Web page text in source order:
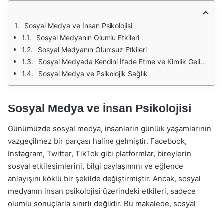
Sosyal Medya ve İnsan Psikolojisi
Sosyal Medyanın Olumlu Etkileri
Sosyal Medyanın Olumsuz Etkileri
Sosyal Medyada Kendini İfade Etme ve Kimlik Gelişimi
Sosyal Medya ve Psikolojik Sağlık
Sosyal Medya ve İnsan Psikolojisi
Günümüzde sosyal medya, insanların günlük yaşamlarının
vazgeçilmez bir parçası haline gelmiştir. Facebook,
Instagram, Twitter, TikTok gibi platformlar, bireylerin
sosyal etkileşimlerini, bilgi paylaşımını ve eğlence
anlayışını köklü bir şekilde değiştirmiştir. Ancak, sosyal
medyanın insan psikolojisi üzerindeki etkileri, sadece
olumlu sonuçlarla sınırlı değildir. Bu makalede, sosyal